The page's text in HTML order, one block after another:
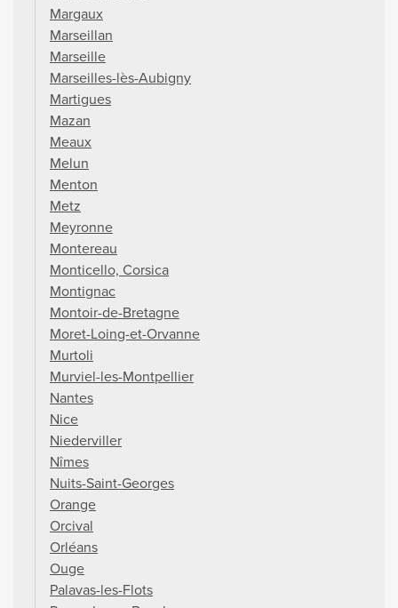
Margaux
Marseillan
Marseille
Marseilles-lès-Aubigny
Martigues
Mazan
Meaux
Melun
Menton
Metz
Meyronne
Montereau
Monticello, Corsica
Montignac
Montoir-de-Bretagne
Moret-Loing-et-Orvanne
Murtoli
Murviel-les-Montpellier
Nantes
Nice
Niederviller
Nîmes
Nuits-Saint-Georges
Orange
Orcival
Orléans
Ouge
Palavas-les-Flots